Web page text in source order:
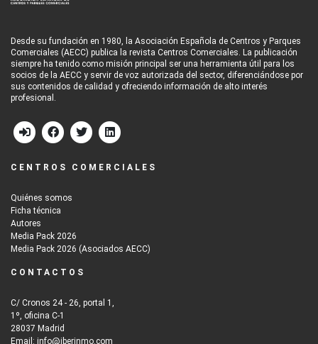
Desde su fundación en 1980, la Asociación Española de Centros y Parques
Comerciales (AECC) publica la revista Centros Comerciales. La publicación
siempre ha tenido como misión principal ser una herramienta útil para los
socios de la AECC y servir de voz autorizada del sector, diferenciándose por
sus contenidos de calidad y ofreciendo información de alto interés
profesional.
CENTROS COMERCIALES
Quiénes somos
Ficha técnica
Autores
Media Pack 2026
Media Pack 2026 (Asociados AECC)
CONTACTOS
C/ Cronos 24 - 26, portal 1,
1º, oficina C-1
28037 Madrid
Email: info@iberinmo.com